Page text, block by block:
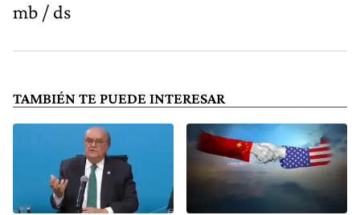
mb / ds
TAMBIÉN TE PUEDE INTERESAR